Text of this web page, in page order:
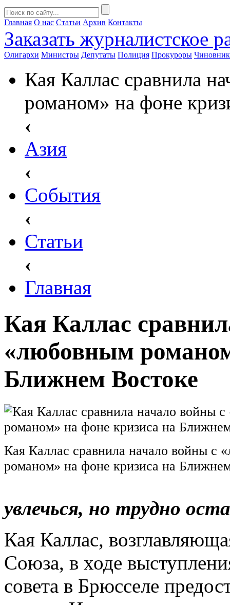
Главная О нас Статьи Архив Контакты
Заказать журналистское
Олигархи Министры Депутаты Полиция Прокуроры
Кая Каллас сравнила
романом» на фоне
‹
Азия
‹
События
‹
Статьи
‹
Главная
Кая Каллас
«любовным
Ближнем Востоке
Кая Каллас сравнила начало войны с
романом» на фоне кризиса на
увлечься, но трудно
Кая Каллас,
Союза, в ходе
совета в Брюсселе